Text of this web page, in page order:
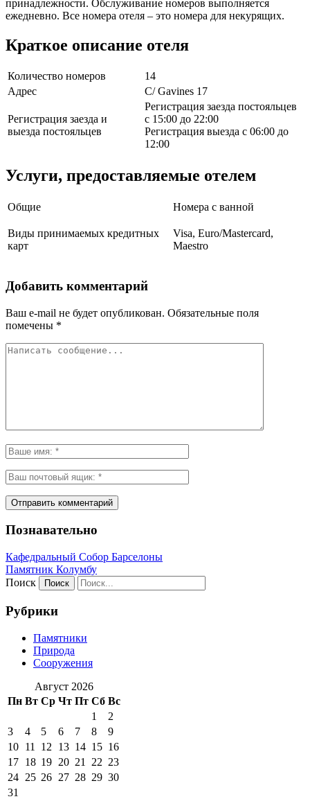
принадлежности. Обслуживание номеров выполняется
ежедневно. Все номера отеля – это номера для некурящих.
Краткое описание отеля
Количество номеров
14
Адрес
C/ Gavines 17
Регистрация заезда и
выезда постояльцев
Регистрация заезда постояльцев
с 15:00 до 22:00
Регистрация выезда с 06:00 до
12:00
Услуги, предоставляемые отелем
Общие Номера с ванной
Виды принимаемых кредитных
карт
Visa, Euro/Mastercard,
Maestro
Добавить комментарий
Ваш e-mail не будет опубликован. Обязательные поля
помечены *
Познавательно
Кафeдрaльный Собор Барселоны
Пaмятник Колумбу
Поиск
Рубрики
Памятники
Природа
Сооружения
Август 2026
Пн Вт Ср Чт Пт Сб Вс
1
2
3
4 5 6 7 8
9
10 11 12 13 14 15 16
17 18 19 20 21 22 23
24 25 26 27 28 29 30
31